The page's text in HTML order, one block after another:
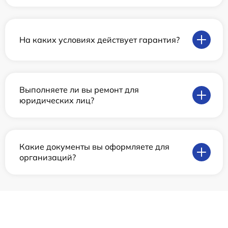
На каких условиях действует гарантия?
Выполняете ли вы ремонт для
юридических лиц?
Какие документы вы оформляете для
организаций?